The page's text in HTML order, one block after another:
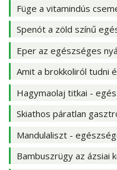
Füge a vitamindús
Spenót a zöld színű
Eper az egészséges
Amit a brokkoliról tudni
Hagymaolaj titkai -
Skiathos páratlan
Mandulaliszt -
Bambuszrügy az ázsiai